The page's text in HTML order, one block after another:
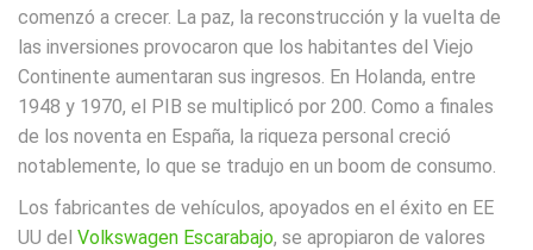
comenzó a crecer. La paz, la reconstrucción y la vuelta de
las inversiones provocaron que los habitantes del Viejo
Continente aumentaran sus ingresos. En Holanda, entre
1948 y 1970, el PIB se multiplicó por 200. Como a finales
de los noventa en España, la riqueza personal creció
notablemente, lo que se tradujo en un boom de consumo.
Los fabricantes de vehículos, apoyados en el éxito en EE
UU del Volkswagen Escarabajo, se apropiaron de valores